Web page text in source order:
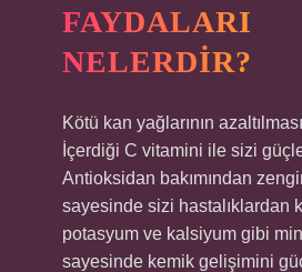
FAYDALARI
NELERDIR?
Kötü kan yağlarının
İçerdiği C vitamini ile sizi
Antioksidan bakımından
sayesinde sizi hastalıklardan
potasyum ve kalsiyum gibi
sayesinde kemik gelişimini